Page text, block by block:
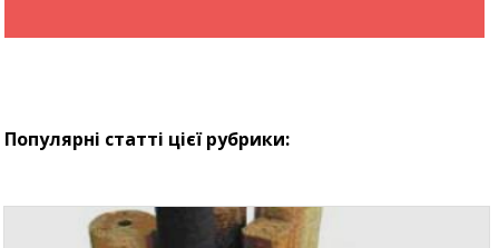
Популярні статті цієї рубрики: